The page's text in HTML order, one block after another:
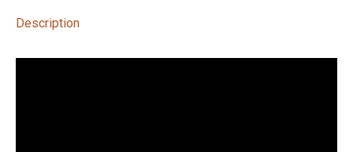
Description